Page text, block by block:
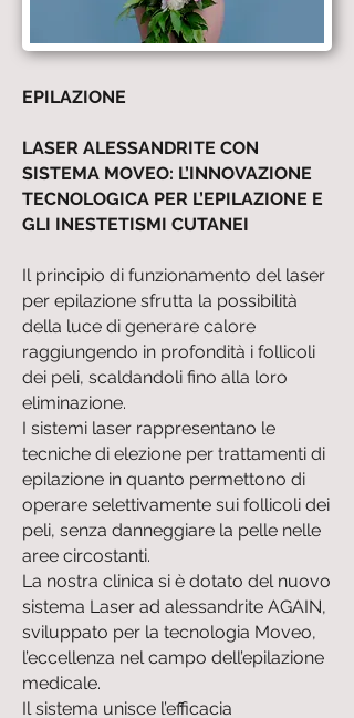
EPILAZIONE
LASER ALESSANDRITE CON
SISTEMA MOVEO: L’INNOVAZIONE
TECNOLOGICA PER L’EPILAZIONE E
GLI INESTETISMI CUTANEI
Il principio di funzionamento del laser
per epilazione sfrutta la possibilità
della luce di generare calore
raggiungendo in profondità i follicoli
dei peli, scaldandoli fino alla loro
eliminazione.
I sistemi laser rappresentano le
tecniche di elezione per trattamenti di
epilazione in quanto permettono di
operare selettivamente sui follicoli dei
peli, senza danneggiare la pelle nelle
aree circostanti.
La nostra clinica si è dotato del nuovo
sistema Laser ad alessandrite AGAIN,
sviluppato per la tecnologia Moveo,
l’eccellenza nel campo dell’epilazione
medicale.
Il sistema unisce l’efficacia